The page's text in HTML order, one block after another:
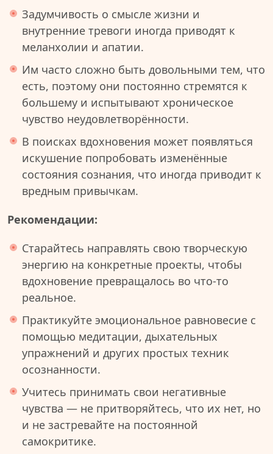
Задумчивость о смысле жизни и
внутренние тревоги иногда приводят к
меланхолии и апатии.
Им часто сложно быть довольными тем, что
есть, поэтому они постоянно стремятся к
большему и испытывают хроническое
чувство неудовлетворённости.
В поисках вдохновения может появляться
искушение попробовать изменённые
состояния сознания, что иногда приводит к
вредным привычкам.
Рекомендации:
Старайтесь направлять свою творческую
энергию на конкретные проекты, чтобы
вдохновение превращалось во что-то
реальное.
Практикуйте эмоциональное равновесие с
помощью медитации, дыхательных
упражнений и других простых техник
осознанности.
Учитесь принимать свои негативные
чувства — не притворяйтесь, что их нет, но
и не застревайте на постоянной
самокритике.